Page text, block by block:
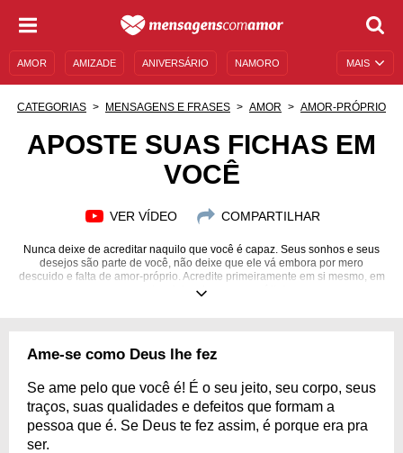
MAIS
AMOR AMIZADE ANIVERSÁRIO NAMORO
MENSAGENS DE ANIVERSÁRIO
CATEGORIAS MENSAGENS E FRASES AMOR AMOR-PRÓPRIO
APOSTE SUAS FICHAS EM
VOCÊ
VER VÍDEO COMPARTILHAR
Nunca deixe de acreditar naquilo que você é capaz. Seus sonhos e seus
desejos são parte de você, não deixe que ele vá embora por mero
descuido e falta de amor-próprio. Acredite primeiramente em si mesmo, em
seu potencial e eleve seu espírito!
Ame-se como Deus lhe fez
Se ame pelo que você é! É o seu jeito, seu corpo, seus
traços, suas qualidades e defeitos que formam a
pessoa que é. Se Deus te fez assim, é porque era pra
ser.